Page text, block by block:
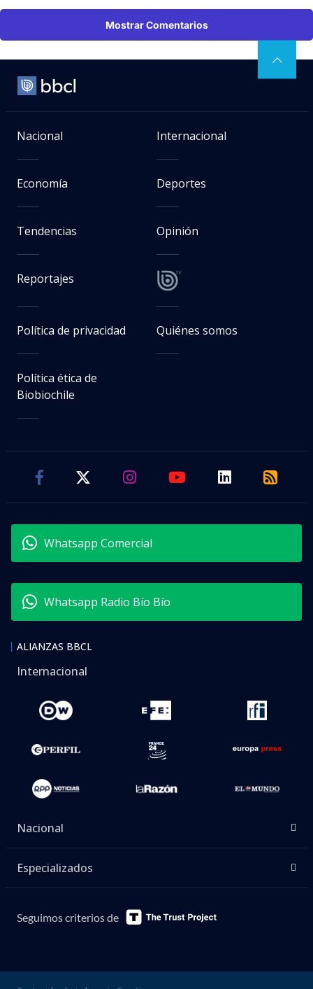
Mostrar Comentarios
Nacional Internacional
Economía Deportes
Tendencias Opinión
Reportajes
Política de privacidad Quiénes somos
Política ética de
Biobiochile
Whatsapp Comercial
Whatsapp Radio Bío Bío
ALIANZAS BBCL
Internacional
Nacional
Especializados
Seguimos criterios de